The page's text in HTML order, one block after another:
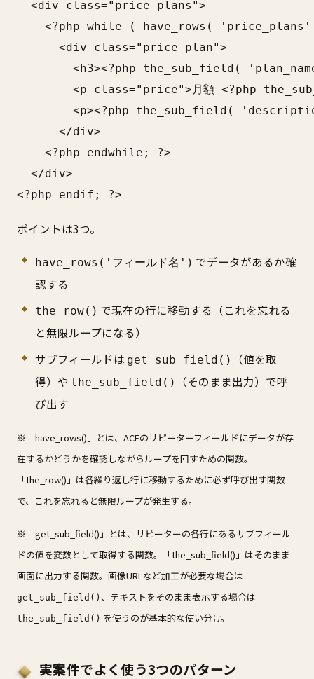
  <div class="price-plans">
<?php while ( have_rows(
      <div class="price-plan">
<h3><?php the_sub_field(
<p class="price">月額 <?php
<p><?php the_sub_field(
      </div>
    <?php endwhile; ?>
  </div>
<?php endif; ?>
ポイントは3つ。
have_rows('フィールド名') でデータがあるか確
認する
the_row() で現在の行に移動する（これを忘れる
と無限ループになる）
サブフィールドは get_sub_field()
（値を取
得）や the_sub_field()
（そのまま出力）で呼
び出す
※「have_rows()」とは、ACFのリピーターフィールドにデータが存
在するかどうかを確認しながらループを回すための関数。
「the_row()」は各繰り返し行に移動するために必ず呼び出す関数
で、これを忘れると無限ループが発生する。
※「get_sub_field()」とは、リピーターの各行にあるサブフィール
ドの値を変数として取得する関数。「the_sub_field()」はそのまま
画面に出力する関数。画像URLなど加工が必要な場合は
get_sub_field() 、テキストをそのまま表示する場合は
the_sub_field() を使うのが基本的な使い分け。
実案件でよく使う3つのパターン